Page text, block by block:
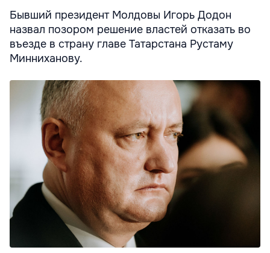
Бывший президент Молдовы Игорь Додон
назвал позором решение властей отказать во
въезде в страну главе Татарстана Рустаму
Минниханову.